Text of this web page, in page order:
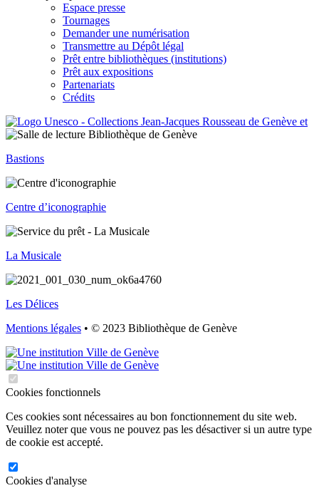
Espace presse
Tournages
Demander une numérisation
Transmettre au Dépôt légal
Prêt entre bibliothèques (institutions)
Prêt aux expositions
Partenariats
Crédits
Bastions
Centre d’iconographie
La Musicale
Les Délices
Mentions légales • © 2023 Bibliothèque de Genève
Cookies fonctionnels
Ces cookies sont nécessaires au bon fonctionnement du site web.
Veuillez noter que vous ne pouvez pas les désactiver si un autre type
de cookie est accepté.
Cookies d'analyse